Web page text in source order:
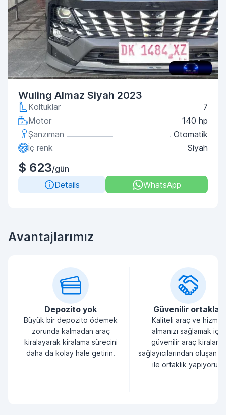
Wuling Almaz Siyah 2023
Koltuklar
7
Motor
140 hp
Şanzıman
Otomatik
İç renk
Siyah
$ 623/gün
Details
WhatsApp
Avantajlarımız
Depozito yok
Büyük bir depozito ödemek
zorunda kalmadan araç
kiralayarak kiralama sürecini
daha da kolay hale getirin.
Güvenilir ortaklar
Kaliteli araç ve hizmet
almanızı sağlamak için
güvenilir araç kiralama
sağlayıcılarından oluşan
ile ortaklık yapıyoruz.